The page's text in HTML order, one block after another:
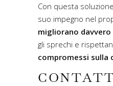
Con questa
suo impegno nel
migliorano davvero
gli sprechi e
compromessi sulla